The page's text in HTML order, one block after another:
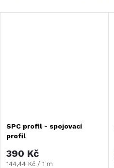
SPC profil - spojovací
profil
390 Kč
Měrná
144,44 Kč / 1 m